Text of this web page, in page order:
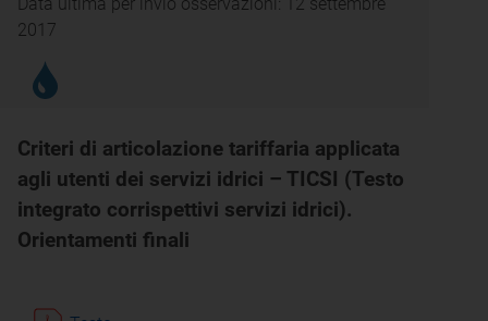
2017
Criteri di articolazione tariffaria applicata
agli utenti dei servizi idrici – TICSI (Testo
integrato corrispettivi servizi idrici).
Orientamenti finali